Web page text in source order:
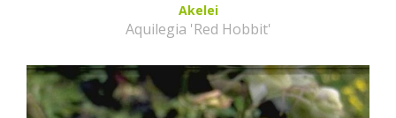
Akelei
Aquilegia 'Red Hobbit'